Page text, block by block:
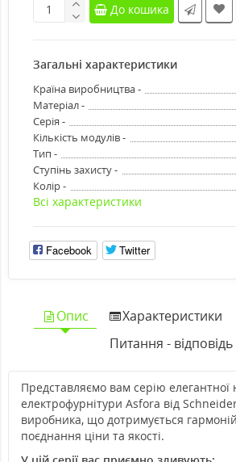
До кошика
Загальні характеристики
Країна виробництва -
Матеріал -
Серія -
Кількість модулів -
Тип -
Ступінь захисту -
Колір -
Всі характеристики
Facebook Twitter
Опис Характеристики
Питання - відповідь
Представляємо вам серію елегантної
електрофурнітури Asfora від
виробника, що дотримується
поєднання ціни та якості.